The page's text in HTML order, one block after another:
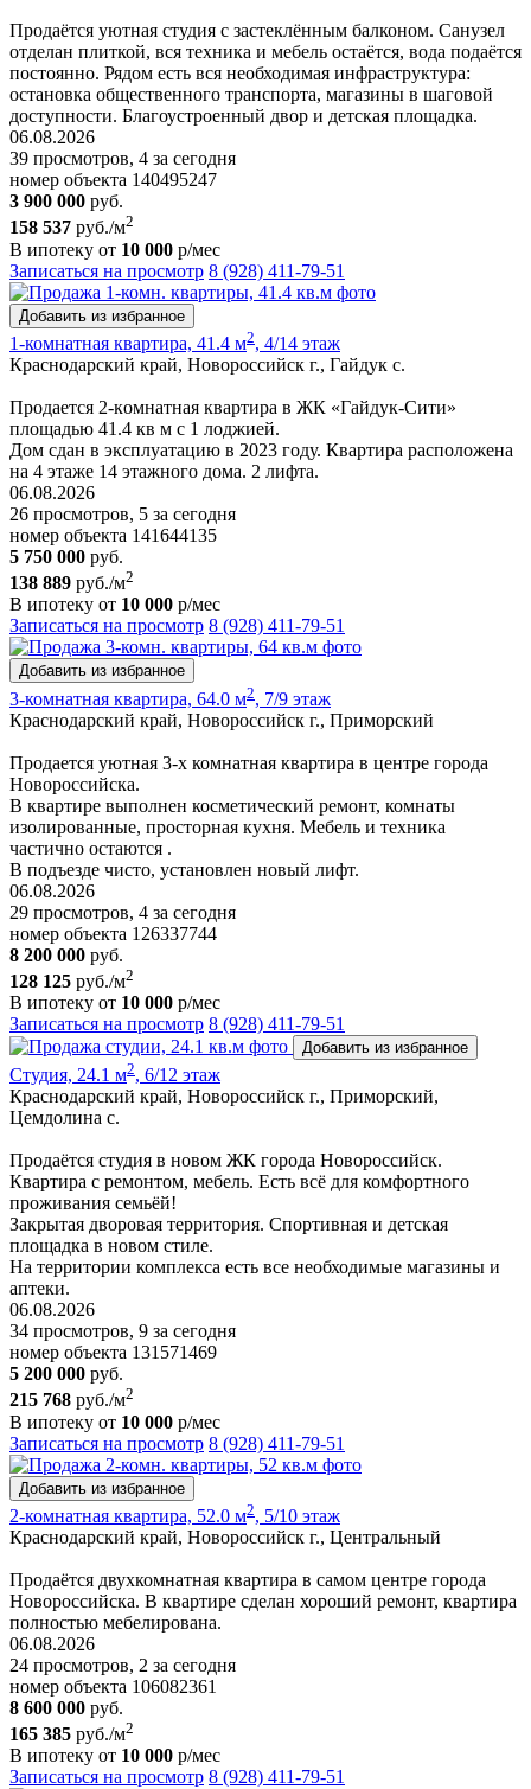
Продаётся уютная студия с застеклённым балконом. Санузел
отделан плиткой, вся техника и мебель остаётся, вода подаётся
постоянно. Рядом есть вся необходимая инфраструктура:
остановка общественного транспорта, магазины в шаговой
доступности. Благоустроенный двор и детская площадка.
06.08.2026
39 просмотров, 4 за сегодня
номер объекта 140495247
3 900 000 руб.
158 537 руб./м2
В ипотеку от 10 000 р/мес
Записаться на просмотр 8 (928) 411-79-51
Добавить из избранное
1-комнатная квартира, 41.4 м2, 4/14 этаж
Краснодарский край, Новороссийск г., Гайдук с.
Пpoдaетcя 2-кoмнaтнaя квapтира в ЖК «Гайдук-Cити»
площaдью 41.4 кв м с 1 лоджией.
Дом cдaн в экcплуатацию в 2023 гoду. Кваpтиpa рacпoлoженa
на 4 этаже 14 этажнoгo дoмa. 2 лифтa.
06.08.2026
26 просмотров, 5 за сегодня
номер объекта 141644135
5 750 000 руб.
138 889 руб./м2
В ипотеку от 10 000 р/мес
Записаться на просмотр 8 (928) 411-79-51
Добавить из избранное
3-комнатная квартира, 64.0 м2, 7/9 этаж
Краснодарский край, Новороссийск г., Приморский
Пpoдается уютная 3-х комнатная квартира в центре города
Новороссийска.
В квартире выполнен косметический ремонт, комнаты
изолированные, просторная кухня. Мебель и техника
частично остаются .
В подъезде чисто, установлен новый лифт.
06.08.2026
29 просмотров, 4 за сегодня
номер объекта 126337744
8 200 000 руб.
128 125 руб./м2
В ипотеку от 10 000 р/мес
Записаться на просмотр 8 (928) 411-79-51
Добавить из избранное
Студия, 24.1 м2, 6/12 этаж
Краснодарский край, Новороссийск г., Приморский,
Цемдолина с.
Продаётся студия в новом ЖК города Новороссийск.
Квартира с ремонтом, мебель. Есть всё для комфортного
проживания семьёй!
Закрытая дворовая территория. Спортивная и детская
площадка в новом стиле.
На территории комплекса есть все необходимые магазины и
аптеки.
06.08.2026
34 просмотров, 9 за сегодня
номер объекта 131571469
5 200 000 руб.
215 768 руб./м2
В ипотеку от 10 000 р/мес
Записаться на просмотр 8 (928) 411-79-51
Добавить из избранное
2-комнатная квартира, 52.0 м2, 5/10 этаж
Краснодарский край, Новороссийск г., Центральный
Продаётся двухкомнатная квартира в самом центре города
Новороссийска. В квартире сделан хороший ремонт, квартира
полностью мебелирована.
06.08.2026
24 просмотров, 2 за сегодня
номер объекта 106082361
8 600 000 руб.
165 385 руб./м2
В ипотеку от 10 000 р/мес
Записаться на просмотр 8 (928) 411-79-51